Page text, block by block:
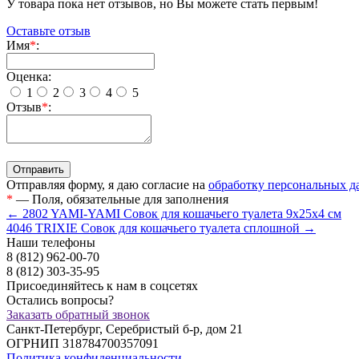
У товара пока нет отзывов, но Вы можете стать первым!
Оставьте отзыв
Имя*:
Оценка:
1
2 3 4
5
Отзыв*:
Отправляя форму, я даю согласие на обработку персональных
* — Поля, обязательные для заполнения
← 2802 YAMI-YAMI Совок для кошачьего туалета 9х25х4 см
4046 TRIXIE Совок для кошачьего туалета сплошной →
Наши телефоны
8 (812) 962-00-70
8 (812) 303-35-95
Присоединяйтесь к нам в соцсетях
Остались вопросы?
Заказать обратный звонок
Санкт-Петербург, Серебристый б-р, дом 21
ОГРНИП 318784700357091